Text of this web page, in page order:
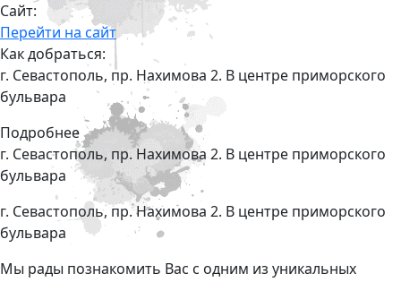
Сайт:
Перейти на сайт
Как добраться:
г. Севастополь, пр. Нахимова 2. В центре приморского
бульвара
Подробнее
г. Севастополь, пр. Нахимова 2. В центре приморского
бульвара
г. Севастополь, пр. Нахимова 2. В центре приморского
бульвара
Мы рады познакомить Вас с одним из уникальных